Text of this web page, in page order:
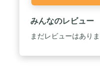
みんなのレビュー
まだレビューはあり